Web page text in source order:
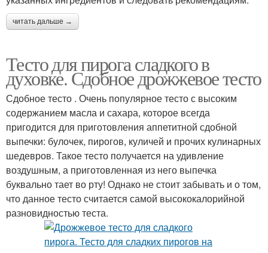
читать дальше →
Тесто для пирога сладкого в
духовке. Сдобное дрожжевое тесто
Сдобное тесто . Очень популярное тесто с высоким
содержанием масла и сахара, которое всегда
пригодится для приготовления аппетитной сдобной
выпечки: булочек, пирогов, куличей и прочих кулинарных
шедевров. Такое тесто получается на удивление
воздушным, а приготовленная из него выпечка
буквально тает во рту! Однако не стоит забывать и о том,
что данное тесто считается самой высококалорийной
разновидностью теста.